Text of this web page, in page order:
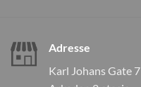
Adresse
Karl Johans Gate 7